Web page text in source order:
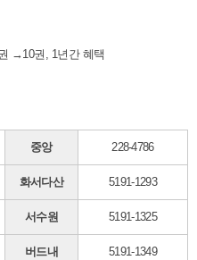
→10권, 1년간 혜택
중앙 228-4786
화서다산 5191-1293
서수원 5191-1325
버드내 5191-1349